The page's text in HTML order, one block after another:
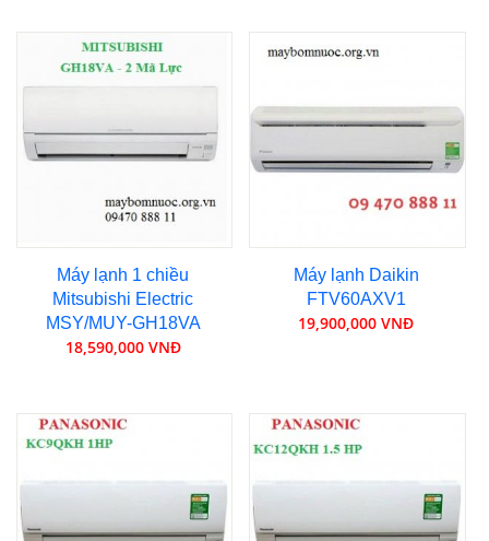
Máy lạnh 1 chiều
Mitsubishi Electric
MSY/MUY-GH18VA
18,590,000 VNĐ
Máy lạnh Daikin
FTV60AXV1
19,900,000 VNĐ